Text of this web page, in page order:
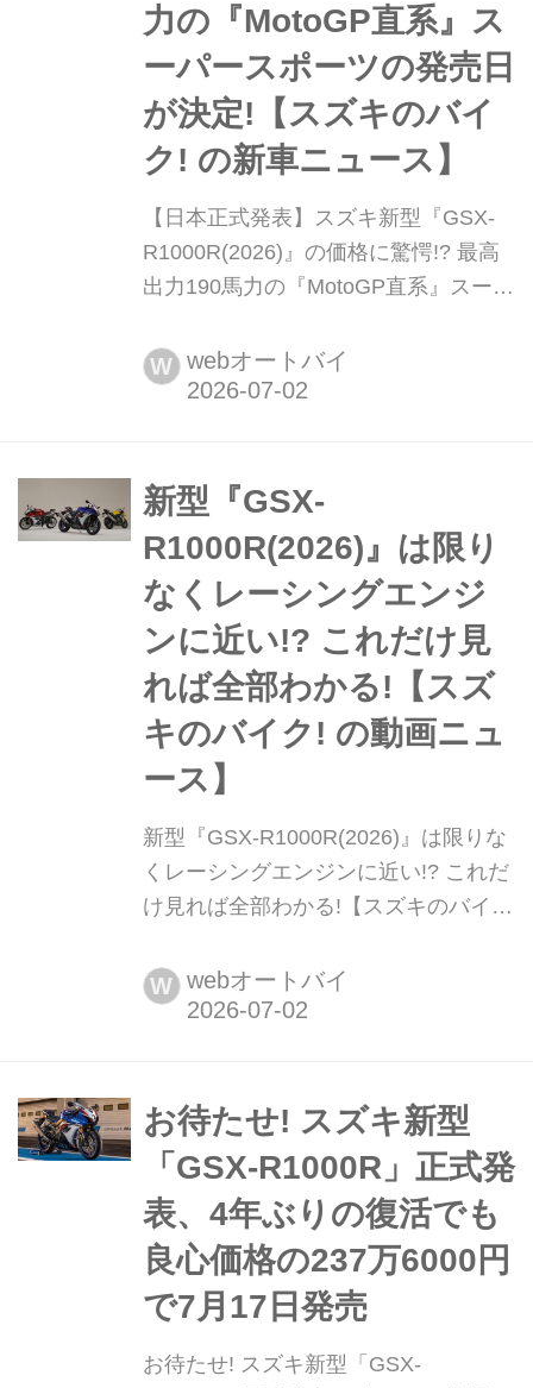
力の『MotoGP直系』ス
ーパースポーツの発売日
が決定!【スズキのバイ
ク! の新車ニュース】
【日本正式発表】スズキ新型『GSX-
R1000R(2026)』の価格に驚愕!? 最高
出力190馬力の『MotoGP直系』スーパ
バイク! の新車ニュース】 昨年2025年
の7月31日に発表されてからちょうど1
W webオートバイ
新型『GSX-
R1000R(2026)』は限り
なくレーシングエンジ
ンに近い!? これだけ見
れば全部わかる!【スズ
キのバイク! の動画ニュ
ース】
新型『GSX-R1000R(2026)』は限りな
くレーシングエンジンに近い!? これだ
け見れば全部わかる!【スズキのバイ
ったばかりの新型『GSX-R1000R』で
すが、新たに詳細情報が盛り込まれた
W webオートバイ
お待たせ! スズキ新型
「GSX-R1000R」正式発
表、4年ぶりの復活でも
良心価格の237万6000円
で7月17日発売
お待たせ! スズキ新型「GSX-